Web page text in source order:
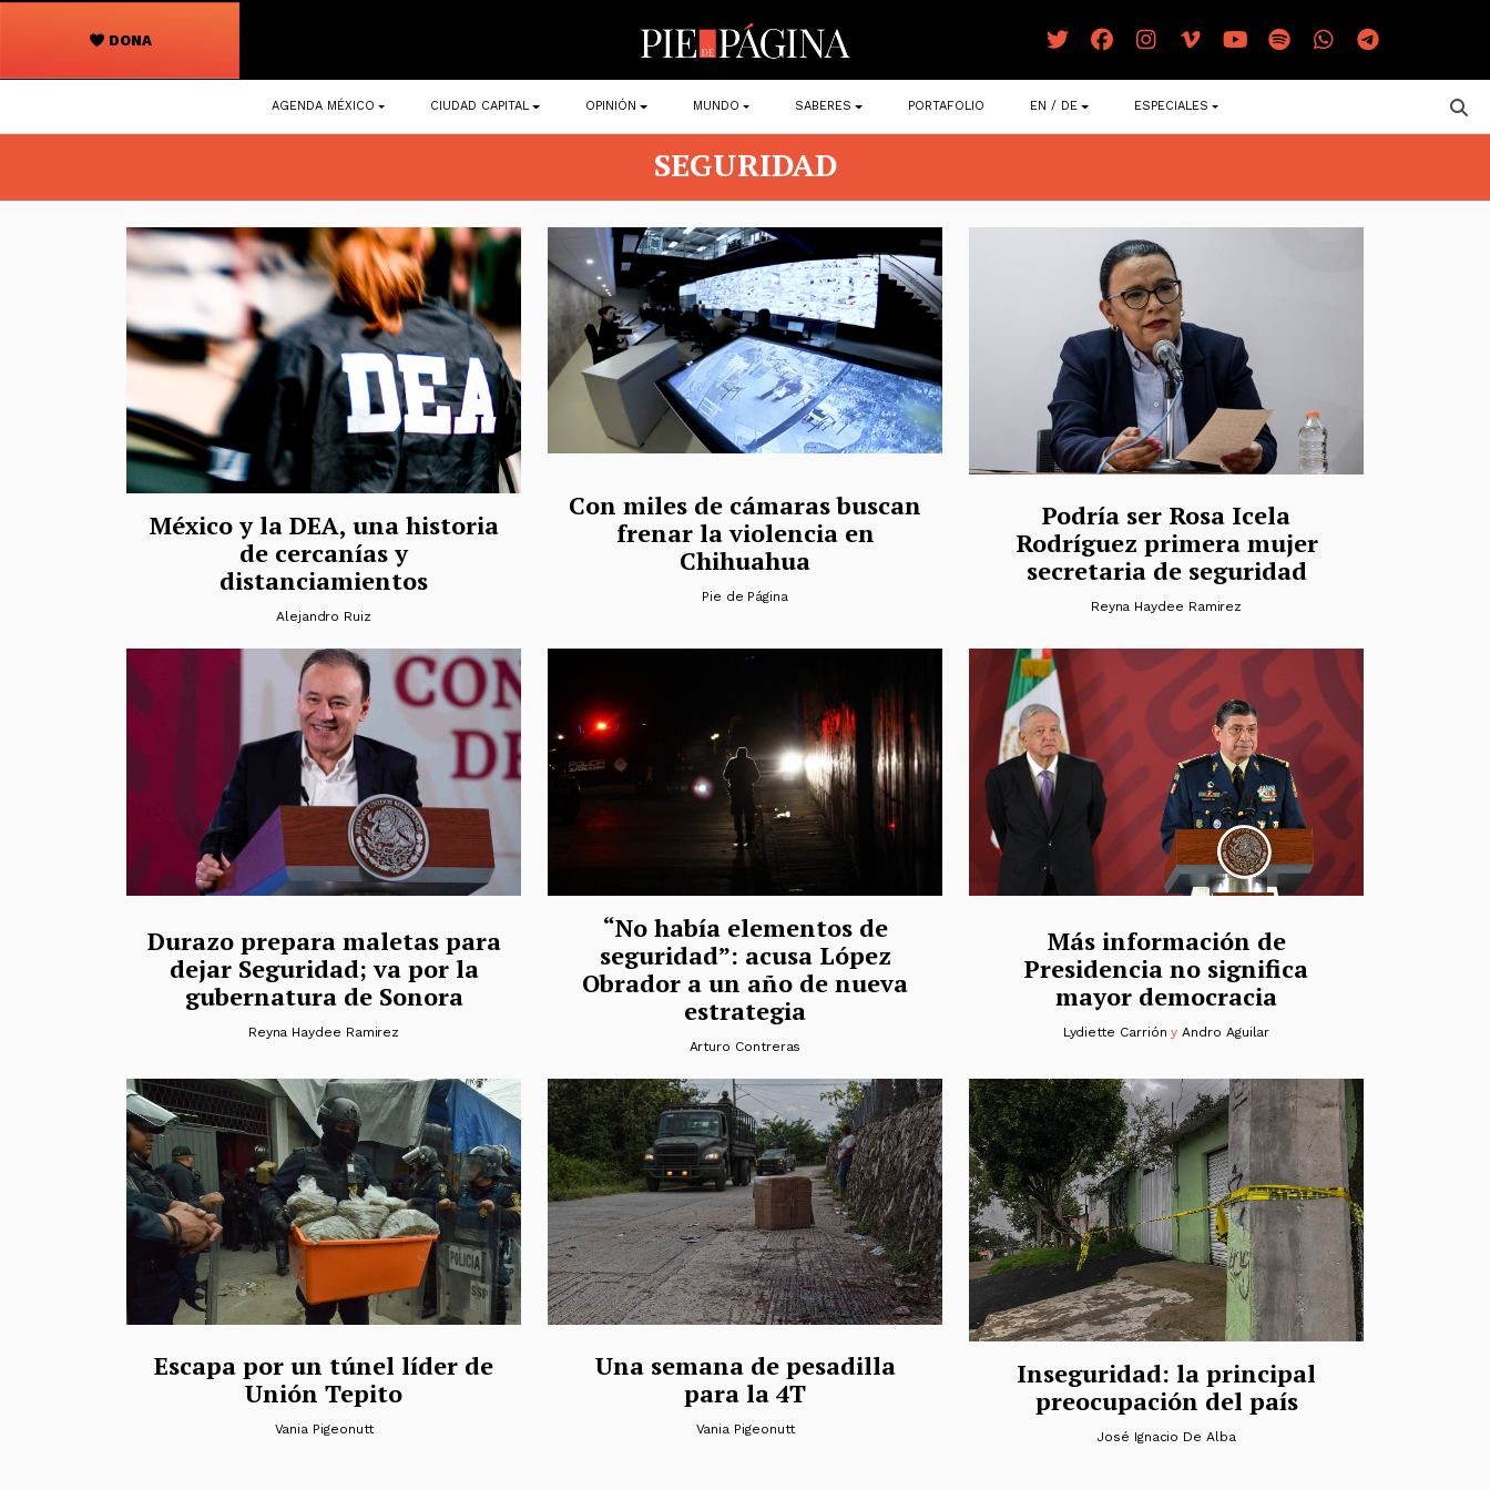
DONA
Navegación
principal
AGENDA MÉXICO CIUDAD CAPITAL OPINIÓN MUNDO SABERES PORTAFOLIO EN / DE ESPECIALES
SEGURIDAD
México y la DEA, una historia
de cercanías y
distanciamientos
Alejandro Ruiz
Con miles de cámaras buscan
frenar la violencia en
Chihuahua
Pie de Página
Podría ser Rosa Icela
Rodríguez primera mujer
secretaria de seguridad
Reyna Haydee Ramirez
Durazo prepara maletas para
dejar Seguridad; va por la
gubernatura de Sonora
Reyna Haydee Ramirez
“No había elementos de
seguridad”: acusa López
Obrador a un año de nueva
estrategia
Arturo Contreras
Más información de
Presidencia no significa
mayor democracia
Lydiette Carrión yAndro Aguilar
Escapa por un túnel líder de
Unión Tepito
Vania Pigeonutt
Una semana de pesadilla
para la 4T
Vania Pigeonutt
Inseguridad: la principal
preocupación del país
José Ignacio De Alba